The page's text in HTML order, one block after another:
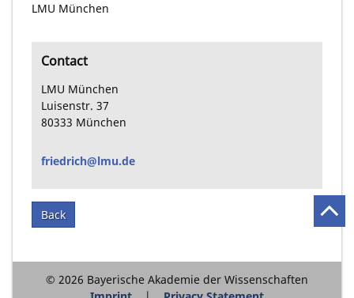
LMU München
Contact
LMU München
Luisenstr. 37
80333 München
friedrich@lmu.de
Back
© 2026 Bayerische Akademie der Wissenschaften